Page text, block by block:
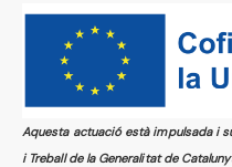
Aquesta actuació està impulsada i
i Treball de la Generalitat de